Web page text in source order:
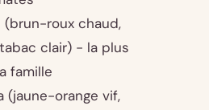
(brun-roux chaud,
clair) - la plus
famille
(jaune-orange vif,